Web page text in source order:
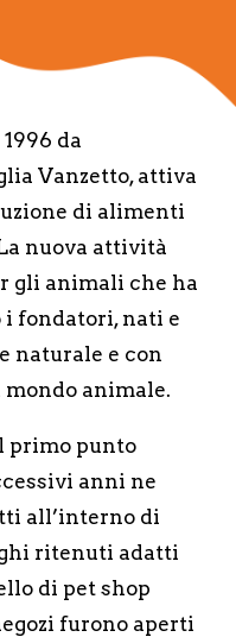
da
Vanzetto, attiva
di alimenti
nuova attività
gli animali che ha
fondatori, nati e
naturale e con
animale.
primo punto
anni ne
all’interno di
ritenuti adatti
di pet shop
furono aperti